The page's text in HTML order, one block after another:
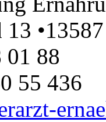
01 88
55 436